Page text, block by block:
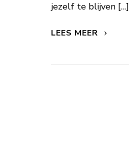
jezelf te blijven […]
LEES MEER